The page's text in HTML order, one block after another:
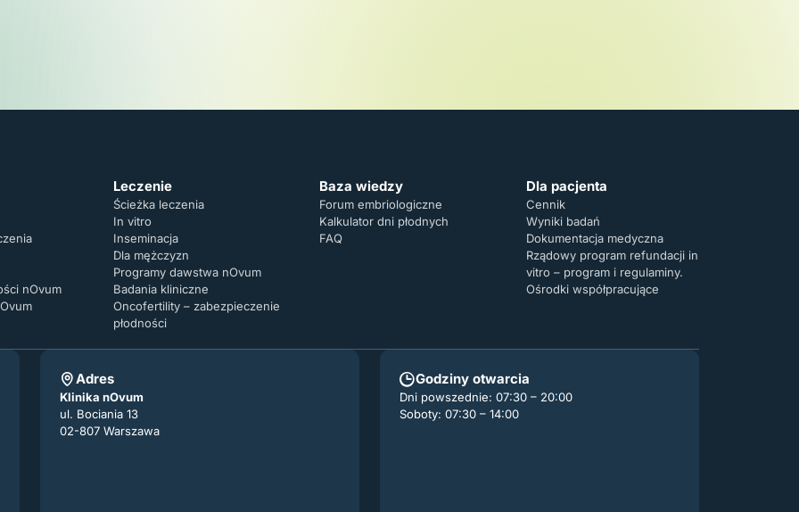
nOvum
Leczenie
Ścieżka leczenia
In vitro
Inseminacja
Dla mężczyzn
Programy dawstwa nOvum
Badania kliniczne
Oncofertility – zabezpieczenie
płodności
Baza wiedzy
Forum embriologiczne
Kalkulator dni płodnych
FAQ
Dla pacjenta
Cennik
Wyniki badań
Dokumentacja medyczna
Rządowy program refundacji in
vitro – program i regulaminy.
Ośrodki współpracujące
Adres
Klinika nOvum
ul. Bociania 13
02-807 Warszawa
Godziny otwarcia
Dni powszednie: 07:30 – 20:00
Soboty: 07:30 – 14:00